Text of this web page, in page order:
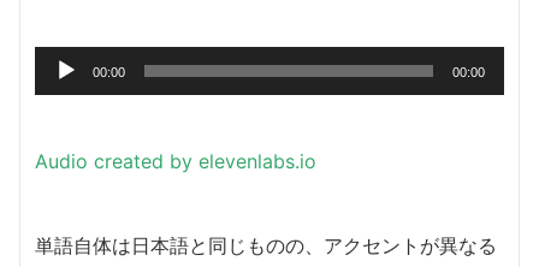
声
レ
ー
00:00 00:00
Audio created by elevenlabs.io
単語自体は日本語と同じものの、アクセントが異なる